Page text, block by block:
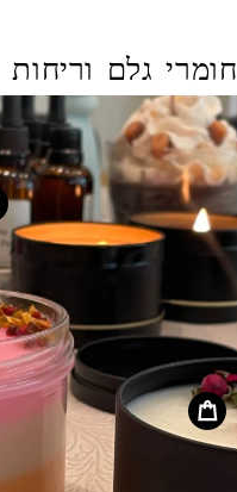
חומרי גלם וריחות